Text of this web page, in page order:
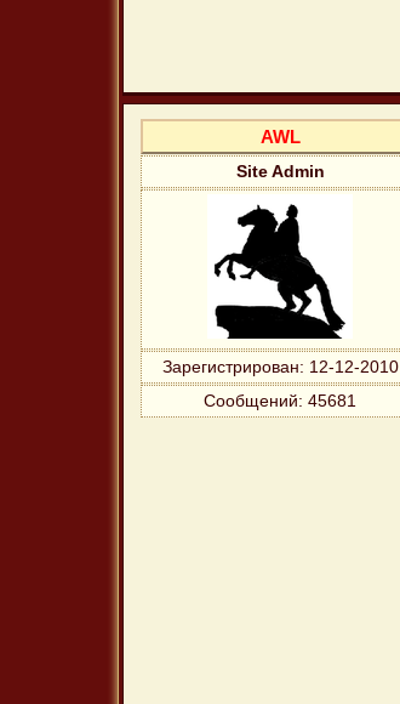
AWL
Site Admin
Зарегистрирован: 12-12-2010
Сообщений: 45681